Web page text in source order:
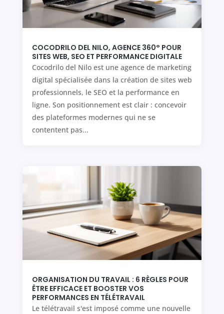
COCODRILO DEL NILO, AGENCE 360° POUR
SITES WEB, SEO ET PERFORMANCE DIGITALE
Cocodrilo del Nilo est une agence de marketing
digital spécialisée dans la création de sites web
professionnels, le SEO et la performance en
ligne. Son positionnement est clair : concevoir
des plateformes modernes qui ne se
contentent pas...
ORGANISATION DU TRAVAIL : 6 RÈGLES POUR
ÊTRE EFFICACE ET BOOSTER VOS
PERFORMANCES EN TÉLÉTRAVAIL
Le télétravail s'est imposé comme une nouvelle